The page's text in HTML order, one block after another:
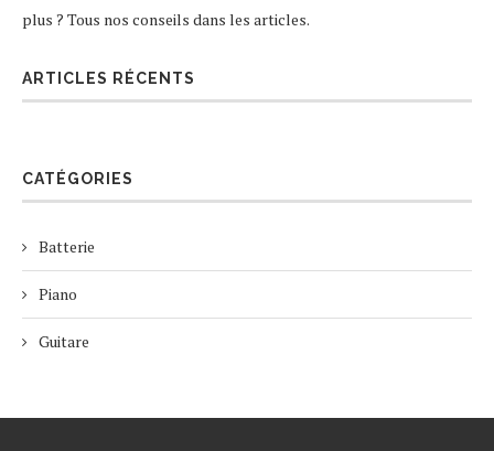
plus ? Tous nos conseils dans les articles.
ARTICLES RÉCENTS
CATÉGORIES
Batterie
Piano
Guitare